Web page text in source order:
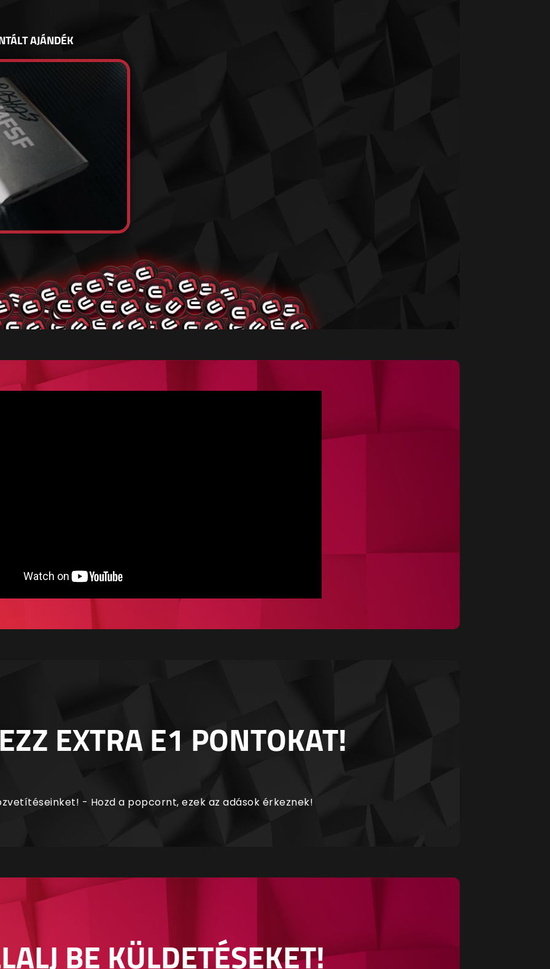
AJÁNDÉK
EXTRA E1 PONTOKAT!
- Hozd a popcornt, ezek az adások érkeznek!
BE KÜLDETÉSEKET!